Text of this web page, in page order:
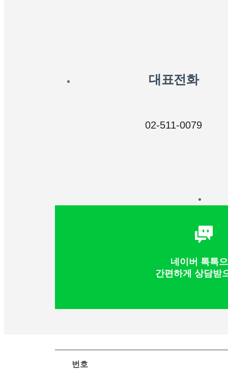
대표전화
02-511-0079
네이버 톡톡
간편하게 상담받
번호